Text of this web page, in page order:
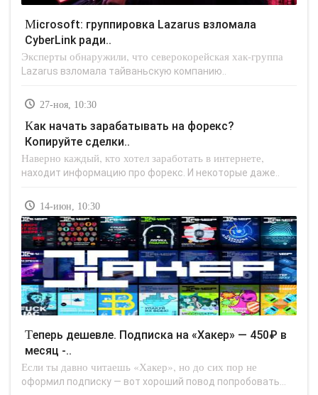
Microsoft: группировка Lazarus взломала
CyberLink ради..
Эксперты обнаружили, что северокорейская хак-группа
Lazarus взломала тайваньскую компанию..
27-ноя, 10:30
Как начать зарабатывать на форекс?
Копируйте сделки..
Наверно каждый, кто хотел заработать в интернете,
находит информацию про форекс. И некоторые даже..
14-июн, 10:30
Теперь дешевле. Подписка на «Хакер» — 450₽ в
месяц -..
Если ты давно читаешь «Хакер», но до сих пор не
оформил подписку — вот хороший повод попробовать...